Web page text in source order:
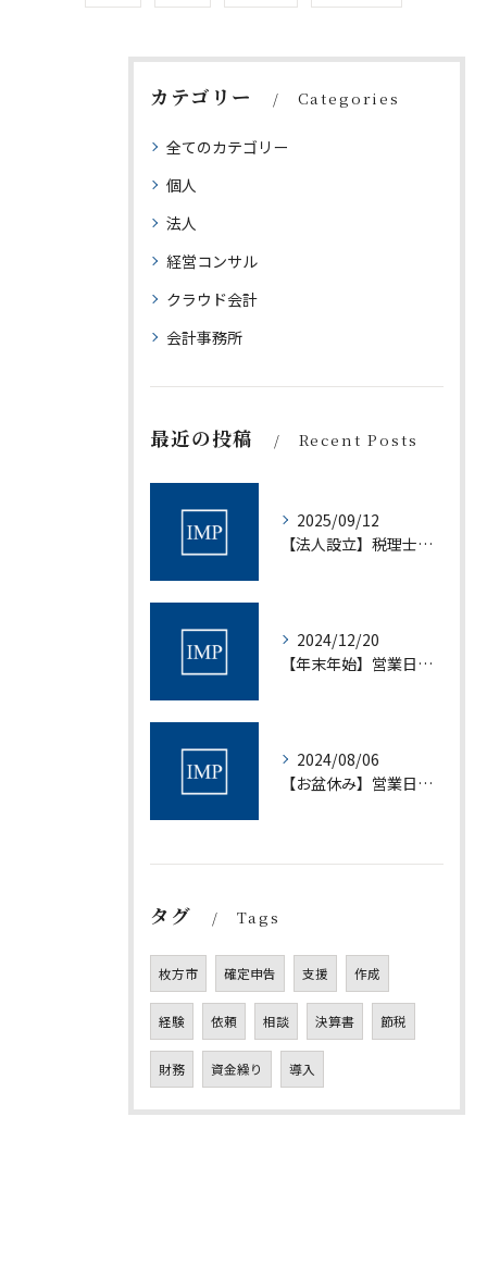
カテゴリー Categories
全てのカテゴリー
個人
法人
経営コンサル
クラウド会計
会計事務所
最近の投稿 Recent Posts
2025/09/12
【法人設立】税理士法人アイムパートナーズ設立について｜税理士法人アイムパートナーズ
2024/12/20
【年末年始】営業日について｜村上会計事務所
2024/08/06
【お盆休み】営業日について｜村上会計事務所
タグ Tags
枚方市 確定申告 支援 作成
経験 依頼 相談 決算書 節税
財務 資金繰り 導入